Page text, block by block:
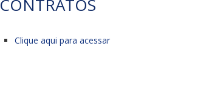
CONTRATOS
Clique aqui para acessar